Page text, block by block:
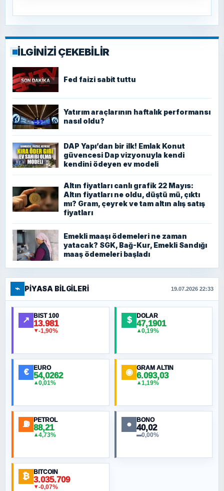
İLGİNİZİ ÇEKEBİLİR
Fed faizi sabit tuttu
Yatırım araçlarının haftalık performansı
nasıl oldu?
DAP Yapı’dan bir ilk! Emlak Konut
güvencesi Dap vizyonuyla kendi
kendini ödeyen ev modeli
Altın fiyatları canlı grafik 22 Mayıs:
Altın fiyatları ne oldu, düştü mü, çıktı
mı? Gram, çeyrek ve tam altın alış satış
fiyatları
Emekli maaşı ödemeleri ne zaman
yatacak? SGK, Bağ-Kur, Emekli Sandığı
maaş ödemeleri başladı
⌁ PIYASA BILGILERI 19.07.2026 22:33
↗ BIST 100
13.981
▼-1,90%
$ DOLAR
47,1901
▲0,19%
€ EURO
54,0262
▲0,01%
◉ GRAM ALTIN
6.093,03
▲1,19%
⛽ PETROL
88,21
▲4,73%
● BONO
40,02
▬0,00%
₿ BITCOIN
3.035.709
▼-0,07%